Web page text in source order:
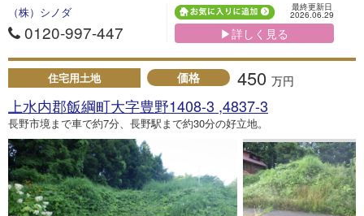
（株）シノダ
0120-997-447
最終更新日
2026.06.29
▶詳しく見る
住宅用土地 価格 450 万円
上水内郡飯綱町大字豊野1408-3 ,4837-3
長野市境まで車で約7分、長野駅まで約30分の好立地。